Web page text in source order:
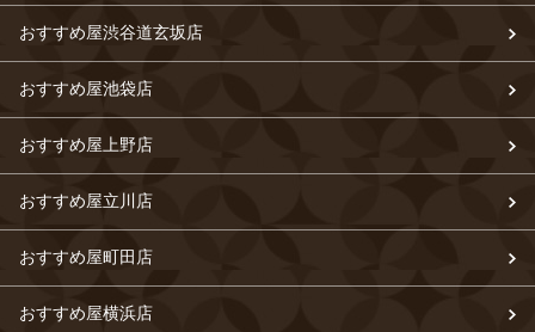
おすすめ屋渋谷道玄坂店
おすすめ屋池袋店
おすすめ屋上野店
おすすめ屋立川店
おすすめ屋町田店
おすすめ屋横浜店